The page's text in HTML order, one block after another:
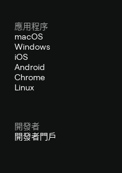
應用程序
macOS
Windows
iOS
Android
Chrome
Linux
開發者
開發者門戶